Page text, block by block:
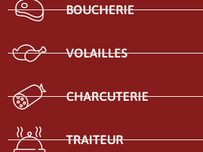
BOUCHERIE
VOLAILLES
CHARCUTERIE
TRAITEUR